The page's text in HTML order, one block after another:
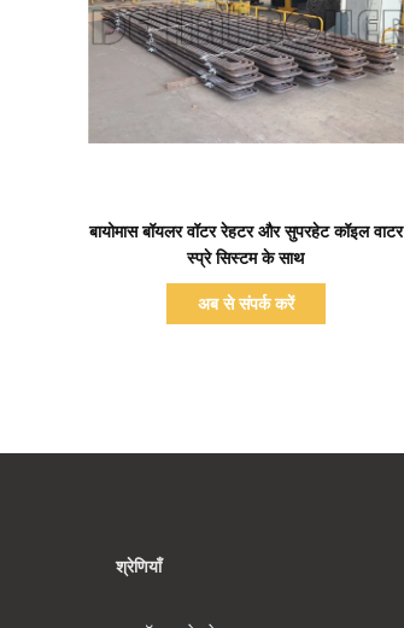
प्रदर्शन का विवरण
बायोमास बॉयलर वॉटर रेहटर और सुपरहेट कॉइल वाटर
स्प्रे सिस्टम के साथ
अब से संपर्क करें
श्रेणियाँ